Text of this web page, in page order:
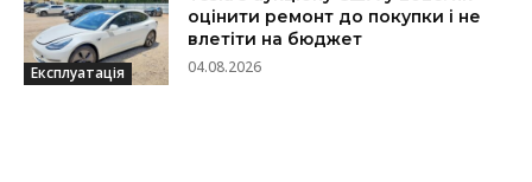
Експлуатація
оцінити ремонт до покупки і не
влетіти на бюджет
04.08.2026